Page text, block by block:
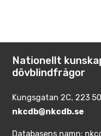
Nationellt
dövblindfrågor
Kungsgatan 2C, 223
nkcdb@nkcdb.se
Databasens namn: